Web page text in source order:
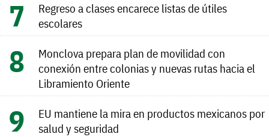
Regreso a clases encarece listas de útiles
escolares
Monclova prepara plan de movilidad con
conexión entre colonias y nuevas rutas hacia el
Libramiento Oriente
EU mantiene la mira en productos mexicanos por
salud y seguridad